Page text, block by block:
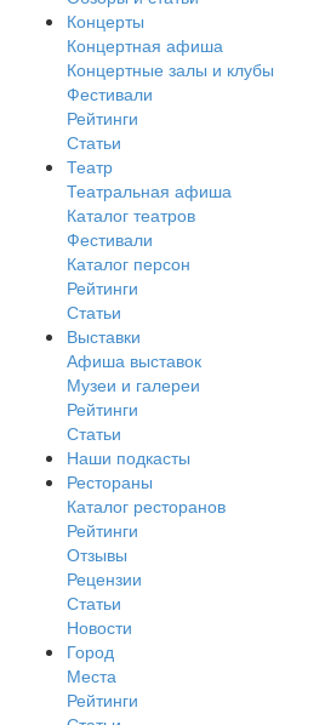
Концерты
Концертная афиша
Концертные залы и клубы
Фестивали
Рейтинги
Статьи
Театр
Театральная афиша
Каталог театров
Фестивали
Каталог персон
Рейтинги
Статьи
Выставки
Афиша выставок
Музеи и галереи
Рейтинги
Статьи
Наши подкасты
Рестораны
Каталог ресторанов
Рейтинги
Отзывы
Рецензии
Статьи
Новости
Город
Места
Рейтинги